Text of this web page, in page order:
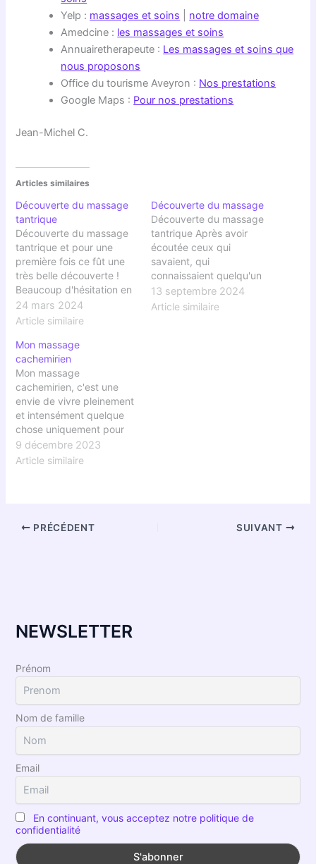
Yelp : massages et soins
notre domaine
Amedcine : les massages et soins
Annuairetherapeute : Les massages et soins que
nous proposons
Office du tourisme Aveyron : Nos prestations
Google Maps : Pour nos prestations
Jean-Michel C.
Articles similaires
Découverte du massage
tantrique
Découverte du massage
tantrique et pour une
première fois ce fût une
très belle découverte !
Beaucoup d'hésitation en
fonction de ce que l'on
peut lire sur le sujet, je
impliquant pour moi. Alors
j'avais laissé mon envie
de coté jusqu'à la
découverte du site de
Eveil…
24 mars 2024
Article similaire
Découverte du massage
Découverte du massage
tantrique Après avoir
écoutée ceux qui
savaient, qui
connaissaient quelqu'un
qui en avait fait un, je ne
pouvais que rester
13 septembre 2024
Article similaire
Mon massage
cachemirien
Mon massage
cachemirien, c'est une
envie de vivre pleinement
et intensément quelque
chose uniquement pour
moi que j'avais depuis
longtemps. Je savais
de confiance à qui j'allais
9 décembre 2023
Article similaire
PRÉCÉDENT SUIVANT
NEWSLETTER
Prénom
Nom de famille
Email
En continuant, vous acceptez notre politique de
confidentialité